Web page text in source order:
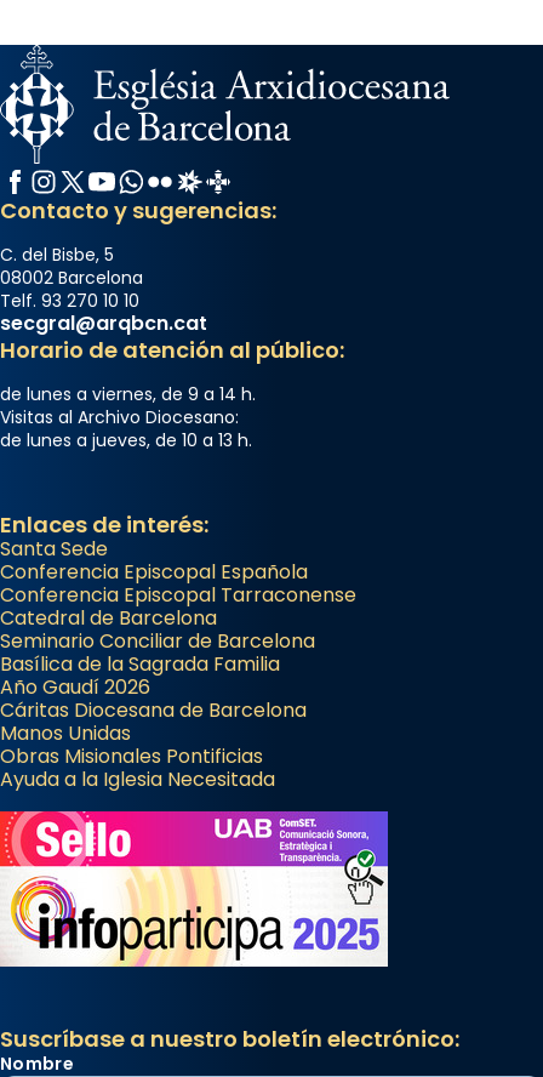
Facebook
Instagram
X / Twitter
YouTube
WhatsApp
FlickrRadio Estel
Catalunya Cristiana
Contacto y sugerencias:
C. del Bisbe, 5
08002 Barcelona
Telf. 93 270 10 10
secgral@arqbcn.cat
Horario de atención al público:
de lunes a viernes, de 9 a 14 h.
Visitas al Archivo Diocesano:
de lunes a jueves, de 10 a 13 h.
Enlaces de interés:
Santa Sede
Conferencia Episcopal Española
Conferencia Episcopal Tarraconense
Catedral de Barcelona
Seminario Conciliar de Barcelona
Basílica de la Sagrada Familia
Año Gaudí 2026
Cáritas Diocesana de Barcelona
Manos Unidas
Obras Misionales Pontificias
Ayuda a la Iglesia Necesitada
Suscríbase a nuestro boletín electrónico:
Nombre